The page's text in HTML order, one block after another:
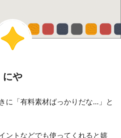
にや
に「有料素材ばっかりだな...」と
ントなどでも使ってくれると嬉